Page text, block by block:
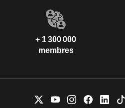
+ 1 300 000
membres